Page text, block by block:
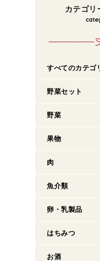
カテゴリ
すべてのカテゴ
野菜セット
野菜
果物
肉
魚介類
卵・乳製品
はちみつ
お酒